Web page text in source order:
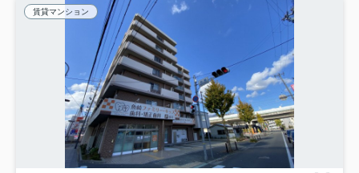
賃貸マンション